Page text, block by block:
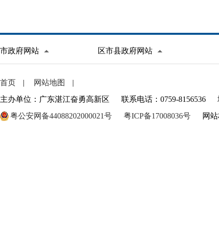
市政府网站 区市县政府网站
首页 | 网站地图
|
主办单位：广东湛江奋勇高新区
联系电话：0759-8156536
粤公安网备44088202000021号
粤ICP备17008036号 网